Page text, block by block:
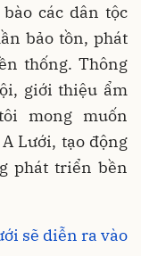
các dân tộc
bảo tồn, phát
thống. Thông
giới thiệu ẩm
mong muốn
Lưới, tạo động
phát triển bền
sẽ diễn ra vào